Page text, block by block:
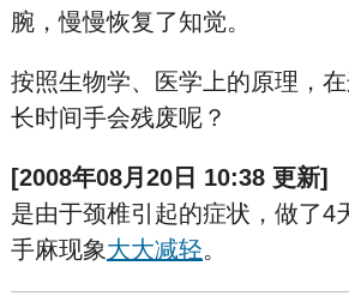
腕，慢慢恢复了知觉。
按照生物学、医学上的原理，
长时间手会残废呢？
[2008年08月20日 10:38 更新]
是由于颈椎引起的症状，做了4
手麻现象大大减轻。